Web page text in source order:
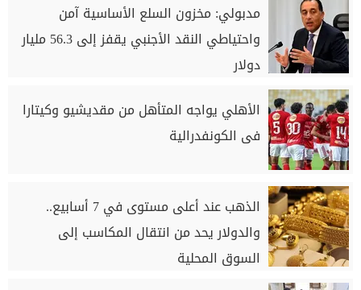
مدبولي: مخزون السلع الأساسية آمن
واحتياطي النقد الأجنبي يقفز إلى 56.3 مليار
دولار
الأهلي يواجه المتأهل من مقديشيو وكيتارا
فى الكونفدرالية
الذهب عند أعلى مستوى في 7 أسابيع..
والدولار يحد من انتقال المكاسب إلى
السوق المحلية